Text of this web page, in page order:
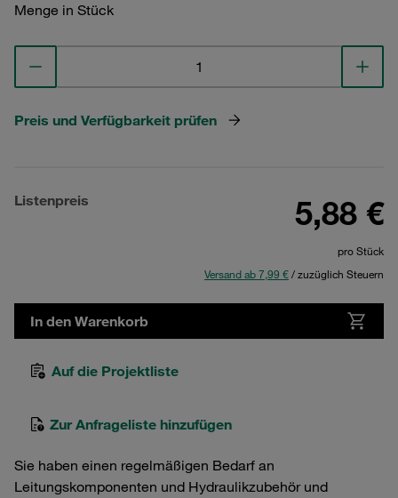
Menge in Stück
Preis und Verfügbarkeit prüfen
Listenpreis 5,88 €
pro Stück
Versand ab 7,99 €/ zuzüglich Steuern
In den Warenkorb
Auf die Projektliste
Zur Anfrageliste hinzufügen
Sie haben einen regelmäßigen Bedarf an
Leitungskomponenten und Hydraulikzubehör und